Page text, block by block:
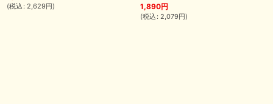
(税込 : 2,629円) 1,890円
(税込 : 2,079円)